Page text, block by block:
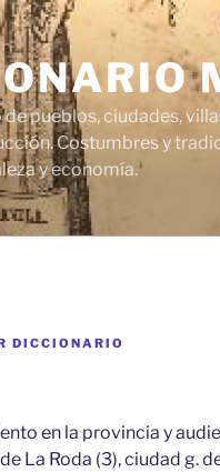
pueblos, ciudades,
Costumbres y
y economía.
DICCIONARIO
en la provincia y
La Roda (3), ciudad g.